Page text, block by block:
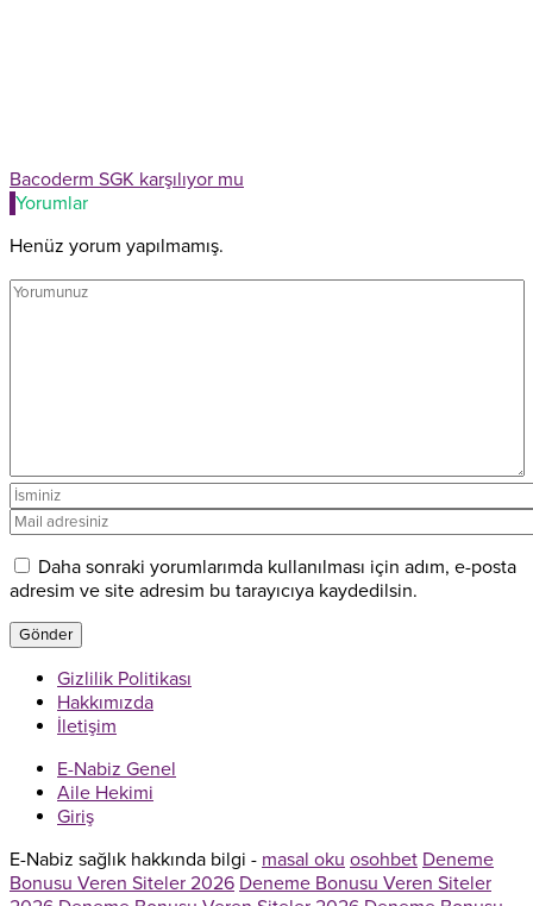
Bacoderm SGK karşılıyor mu
Yorumlar
Henüz yorum yapılmamış.
Daha sonraki yorumlarımda kullanılması için adım, e-posta
adresim ve site adresim bu tarayıcıya kaydedilsin.
Gizlilik Politikası
Hakkımızda
İletişim
E-Nabiz Genel
Aile Hekimi
Giriş
E-Nabiz sağlık hakkında bilgi - masal oku osohbet Deneme
Bonusu Veren Siteler 2026 Deneme Bonusu Veren Siteler